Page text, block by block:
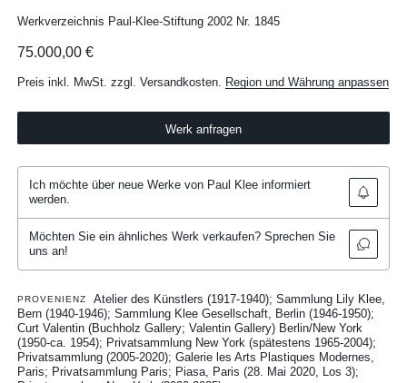
Werkverzeichnis Paul-Klee-Stiftung 2002 Nr. 1845
75.000,00 €
Preis inkl. MwSt. zzgl. Versandkosten. Region und Währung anpassen
Werk anfragen
Ich möchte über neue Werke von Paul Klee informiert
werden.
Möchten Sie ein ähnliches Werk verkaufen? Sprechen Sie
uns an!
PROVENIENZ
Atelier des Künstlers (1917-1940); Sammlung Lily Klee,
Bern (1940-1946); Sammlung Klee Gesellschaft, Berlin (1946-1950);
Curt Valentin (Buchholz Gallery; Valentin Gallery) Berlin/New York
(1950-ca. 1954); Privatsammlung New York (spätestens 1965-2004);
Privatsammlung (2005-2020); Galerie les Arts Plastiques Modernes,
Paris; Privatsammlung Paris; Piasa, Paris (28. Mai 2020, Los 3);